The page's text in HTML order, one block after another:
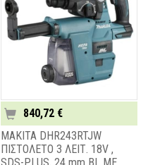
840,72 €
MAKITA DHR243RTJW
ΠΙΣΤΟΛΕΤΟ 3 ΛΕΙΤ. 18V ,